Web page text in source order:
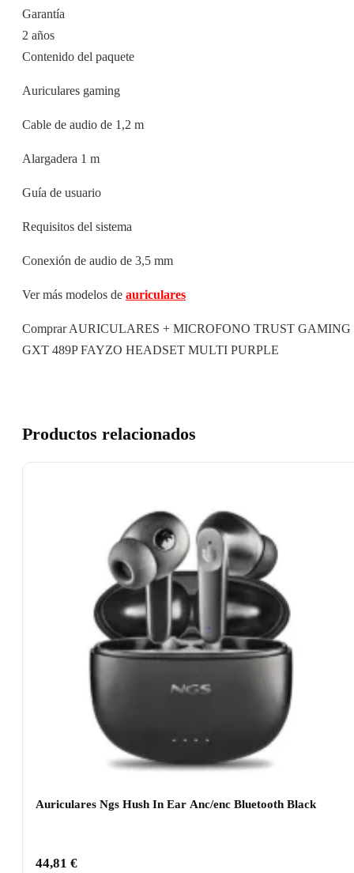
Garantía
2 años
Contenido del paquete
Auriculares gaming
Cable de audio de 1,2 m
Alargadera 1 m
Guía de usuario
Requisitos del sistema
Conexión de audio de 3,5 mm
Ver más modelos de auriculares
Comprar AURICULARES + MICROFONO TRUST GAMING
GXT 489P FAYZO HEADSET MULTI PURPLE
Productos relacionados
Auriculares Ngs Hush In Ear Anc/enc Bluetooth Black
44,81 €